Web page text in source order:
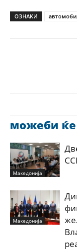
ОЗНАКИ
можеби ќе
Македонија
Македонија